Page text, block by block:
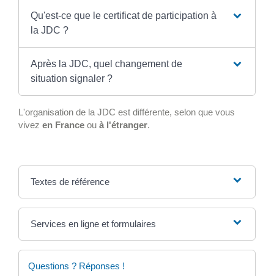
Qu'est-ce que le certificat de participation à
la JDC ?
Après la JDC, quel changement de
situation signaler ?
L'organisation de la JDC est différente, selon que vous
vivez en France ou à l'étranger.
Textes de référence
Services en ligne et formulaires
Questions ? Réponses !